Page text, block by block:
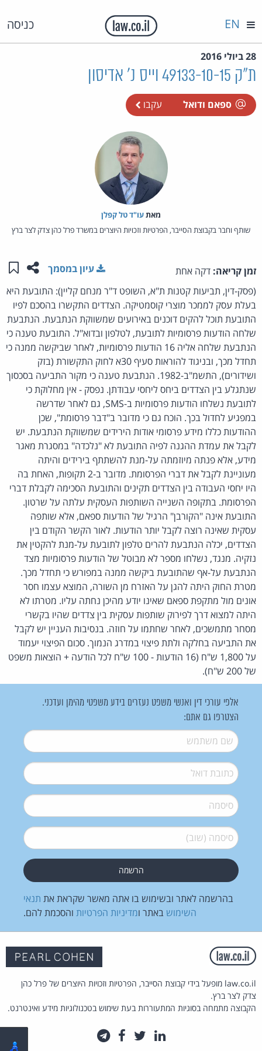
כניסה EN
28 ביולי 2016
ת"ק 49133-10-15 וייס נ' אדיסון
ספאם ודואל עקבו
מאת‏עו"ד טל קפלן
שותף וחבר בקבוצת הסייבר, הפרטיות וזכויות היוצרים במשרד פרל כהן צדק לצר ברץ
זמן קריאה: דקה אחת שתפו
עיון במסמך
(פסק-דין, תביעות קטנות ת"א, השופט ד"ר מנחם קליין): התובעת היא
בעלת עסק לממכר מוצרי קוסמטיקה. הצדדים התקשרו בהסכם לפיו
התובעת תוכל להקים דוכנים באירועים שמשווקת הנתבעת. הנתבעת
שלחה הודעות פרסומיות לתובעת, לטלפון ובדוא"ל. התובעת טענה כי
הנתבעת שלחה אליה 16 הודעות פרסומיות, לאחר שביקשה ממנה כי
תחדל מכך, ובניגוד להוראות סעיף 30א לחוק התקשורת (בזק
ושידורים), התשמ"ב-1982. הנתבעת טענה כי מקור התביעה בסכסוך
שנתגלע בין הצדדים ביחס ליחסי עבודתן. נפסק - אין מחלוקת כי
לתובעת נשלחו הודעות פרסומיות ב-SMS, גם לאחר שדרשה
במפגיע לחדול בכך. הוכח גם כי מדובר ב"דבר פרסומת", שכן
ההודעות כללו מידע פרסומי אודות הירידים שמשווקת הנתבעת. יש
לקבל את עמדת ההגנה לפיה התובעת לא "נלכדה" במסגרת מאגר
מידע, אלא פנתה מיוזמתה על-מנת להשתתף בירידים והיתה
מעוניינת לקבל את דברי הפרסומת. מדובר ב-2 תקופות, האחת בה
היו יחסי העבודה בין הצדדים תקינים והתובעת הסכימה לקבלת דברי
הפרסומת. בתקופה השנייה השותפות העסקית עלתה על שרטון.
התובעת אינה "הקורבן" הרגיל של הודעות ספאם, אלא שותפה
עסקית שאינה רוצה לקבל יותר הודעות. לאור הקשר הקודם בין
הצדדים, יכלה הנתבעת להרים טלפון לתובעת על-מנת להקטין את
נזקיה. מנגד, נשלחו מספר לא מבוטל של הודעות פרסומיות מצד
הנתבעת על-אף שהתובעת ביקשה ממנה במפורש כי תחדל מכך.
מטרת החוק היתה להגן על האזרח מן השורה, המוצא עצמו חסר
אונים מול מתקפת ספאם שאינו יודע מהיכן נחתה עליו. מטרתו לא
היתה למצוא דרך לפירוק שותפות עסקית בין צדדים שהיו בקשרי
מסחר מתמשכים, לאחר שחתמו על חוזה. בנסיבות העניין יש לקבל
את התביעה בחלקה ולתת פיצוי במדרג הנמוך. סכום הפיצוי יעמוד
על 1,800 ש"ח (16 הודעות - 100 ש"ח לכל הודעה + הוצאות משפט
של 200 ש"ח).
אלפי עורכי דין ואנשי משפט נעזרים בידע משפטי מהימן ועדכני.
הצטרפו גם אתם:
שם משתמש*
דואל*
סיסמה*
סיסמה (שוב)*
בהרשמה לאתר ובשימוש בו אתה מאשר שקראת את תנאי
השימוש באתר ומדיניות הפרטיות והסכמת להם.
law.co.il מופעל בידי קבוצת הסייבר, הפרטיות וזכויות היוצרים של פרל כהן
צדק לצר ברץ.
הקבוצה מתמחה בסוגיות המתעוררות בעת שימוש בטכנולוגיות מידע ואינטרנט.
לינקדאין
טוויטרפייסבוק